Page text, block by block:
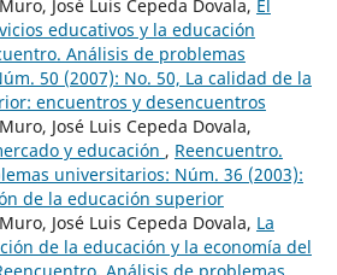
José Luis Cepeda Dovala, El
educativos y la educación
Análisis de problemas
50 (2007): No. 50, La calidad de la
encuentros y desencuentros
José Luis Cepeda Dovala,
y educación , Reencuentro.
universitarios: Núm. 36 (2003):
de la educación superior
José Luis Cepeda Dovala, La
de la educación y la economía del
Análisis de problemas